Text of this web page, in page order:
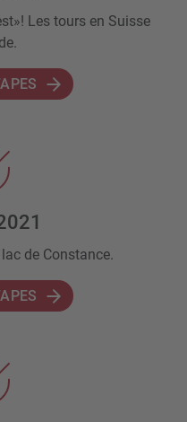
Les tours en Suisse
de Constance.